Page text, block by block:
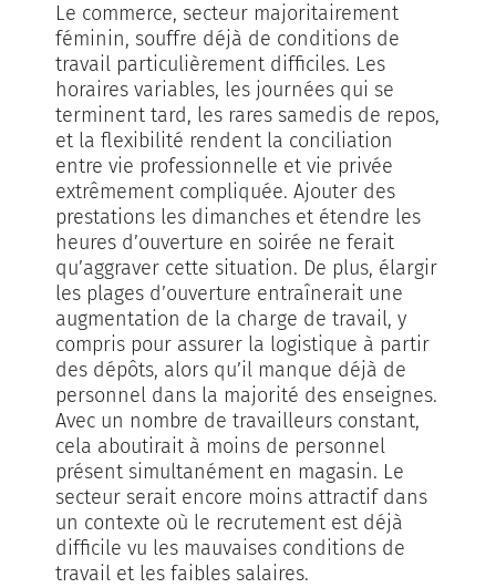
Le commerce, secteur majoritairement
féminin, souffre déjà de conditions de
travail particulièrement difficiles. Les
horaires variables, les journées qui se
terminent tard, les rares samedis de repos,
et la flexibilité rendent la conciliation
entre vie professionnelle et vie privée
extrêmement compliquée. Ajouter des
prestations les dimanches et étendre les
heures d’ouverture en soirée ne ferait
qu’aggraver cette situation. De plus, élargir
les plages d’ouverture entraînerait une
augmentation de la charge de travail, y
compris pour assurer la logistique à partir
des dépôts, alors qu’il manque déjà de
personnel dans la majorité des enseignes.
Avec un nombre de travailleurs constant,
cela aboutirait à moins de personnel
présent simultanément en magasin. Le
secteur serait encore moins attractif dans
un contexte où le recrutement est déjà
difficile vu les mauvaises conditions de
travail et les faibles salaires.